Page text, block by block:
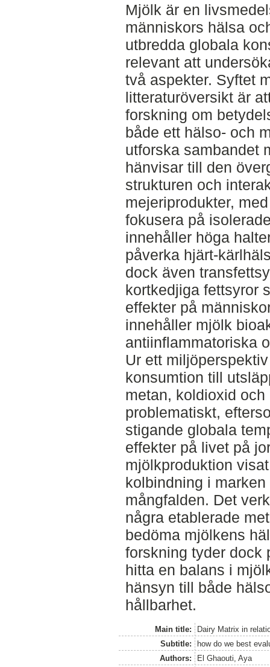
Mjölk är en
människors hälsa
utbredda globala
relevant att
två aspekter. Syftet
litteraturöversikt är
forskning om
både ett hälso- och
utforska sambandet
hänvisar till den
strukturen och
mejeriprodukter,
fokusera på
innehåller höga
påverka hjärt-
dock även
kortkedjiga fettsyror
effekter på
innehåller mjölk
antiinflammatoriska
Ur ett
konsumtion till
metan, koldioxid
problematiskt,
stigande globala
effekter på livet på
mjölkproduktion
kolbindning i
mångfalden. Det
några etablerade
bedöma mjölkens
forskning tyder dock
hitta en balans i
hänsyn till både
hållbarhet.
Main title:
Dairy Matrix in
Subtitle:
how do we best
Authors:
El Ghaouti, Aya